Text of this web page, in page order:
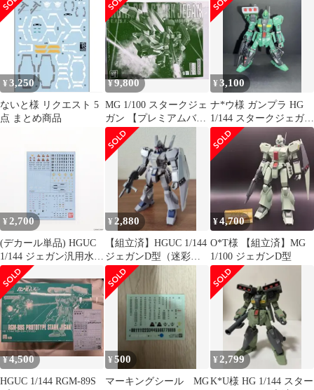
バン限定
¥ 3,250
ないと様 リクエスト 5
点 まとめ商品
¥9,800
MG 1/100 スタークジェ
ガン 【プレミアムバン
ダイ限定・未組立】
¥3,100
ナ*ウ様 ガンプラ HG
1/144 スタークジェガ
ン 全塗装
¥2,700
(デカール単品) HGUC
1/144 ジェガン汎用水転
写式デカール1 HG
1/144 ジェガンF91Ver.3
機セット(水転写式デカ
ール付属) 機動戦士ガ
ンダムF91 プラモデル
(2416748) バンダイスピ
リッツ
¥ 2,880
【組立済】HGUC 1/144
ジェガンD型（迷彩仕
様） ガンプラ
¥4,700
O*T様 【組立済】MG
1/100 ジェガンD型
¥4,500
HGUC 1/144 RGM-89S
¥500
マーキングシール MG
¥ 2,799
K*U様 HG 1/144 スター